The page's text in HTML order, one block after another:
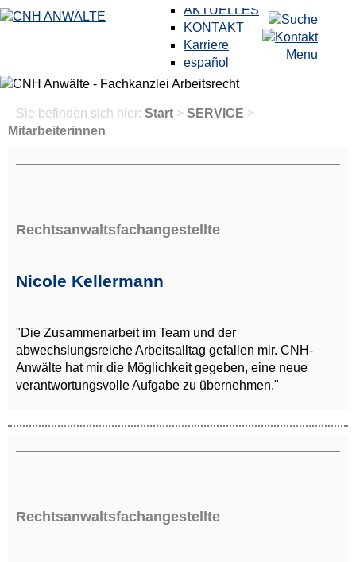
Menu
AKTUELLES
KONTAKT
Karriere
español
Sie befinden sich hier: Start > SERVICE >
Mitarbeiterinnen
Rechtsanwaltsfachangestellte
Nicole Kellermann
"Die Zusammenarbeit im Team und der
abwechslungsreiche Arbeitsalltag gefallen mir. CNH-
Anwälte hat mir die Möglichkeit gegeben, eine neue
verantwortungsvolle Aufgabe zu übernehmen."
Rechtsanwaltsfachangestellte